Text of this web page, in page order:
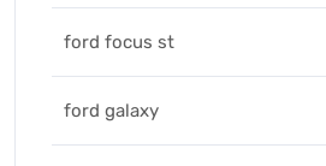
ford focus st
ford galaxy